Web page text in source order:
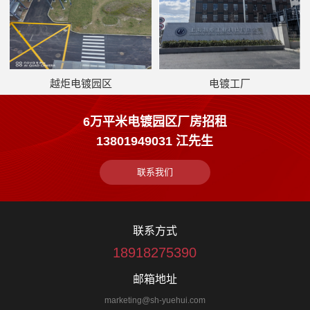
越炬电镀园区 电镀工厂
6万平米电镀园区厂房招租
13801949031 江先生
联系我们
联系方式
18918275390
邮箱地址
marketing@sh-yuehui.com